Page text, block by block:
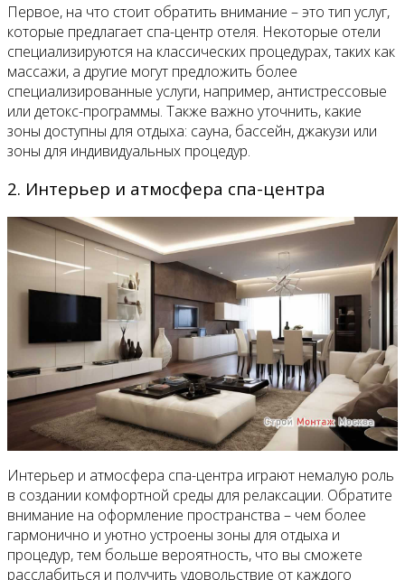
Первое, на что стоит обратить внимание – это тип услуг,
которые предлагает спа-центр отеля. Некоторые отели
специализируются на классических процедурах, таких как
массажи, а другие могут предложить более
специализированные услуги, например, антистрессовые
или детокс-программы. Также важно уточнить, какие
зоны доступны для отдыха: сауна, бассейн, джакузи или
зоны для индивидуальных процедур.
2. Интерьер и атмосфера спа-центра
Интерьер и атмосфера спа-центра играют немалую роль
в создании комфортной среды для релаксации. Обратите
внимание на оформление пространства – чем более
гармонично и уютно устроены зоны для отдыха и
процедур, тем больше вероятность, что вы сможете
расслабиться и получить удовольствие от каждого